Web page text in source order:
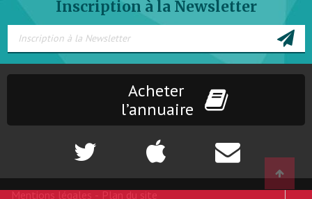
Inscription à la Newsletter
Acheter
l’annuaire
Mentions légales - Plan du site